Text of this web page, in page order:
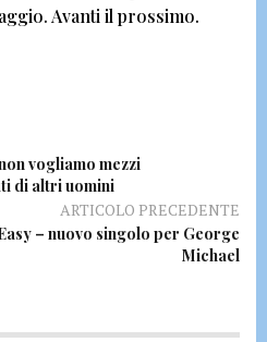
Avanti il prossimo.
vogliamo mezzi
di altri uomini
ARTICOLO PRECEDENTE
– nuovo singolo per George
Michael